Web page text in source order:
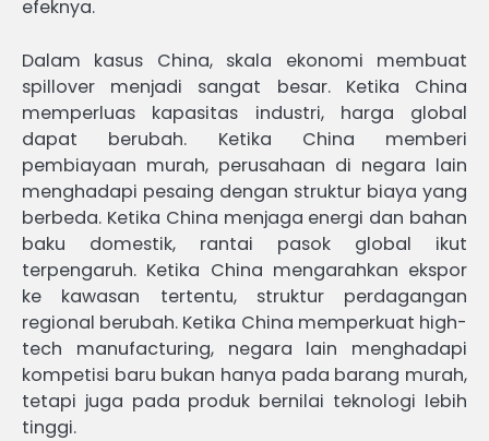
efeknya.
Dalam kasus China, skala ekonomi membuat
spillover menjadi sangat besar. Ketika China
memperluas kapasitas industri, harga global
dapat berubah. Ketika China memberi
pembiayaan murah, perusahaan di negara lain
menghadapi pesaing dengan struktur biaya yang
berbeda. Ketika China menjaga energi dan bahan
baku domestik, rantai pasok global ikut
terpengaruh. Ketika China mengarahkan ekspor
ke kawasan tertentu, struktur perdagangan
regional berubah. Ketika China memperkuat high-
tech manufacturing, negara lain menghadapi
kompetisi baru bukan hanya pada barang murah,
tetapi juga pada produk bernilai teknologi lebih
tinggi.